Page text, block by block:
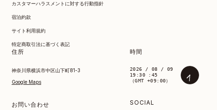
カスタマーハラスメントに対する行動指針
宿泊約款
サイト利用規約
特定商取引法に基づく表記
住所
神奈川県横浜市中区山下町81-3
Google Maps
お問い合わせ
時間
2026 / 08 / 09
19:30 :45
（GMT +09:00）
SOCIAL